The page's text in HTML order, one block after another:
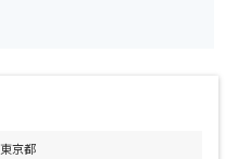
東京都